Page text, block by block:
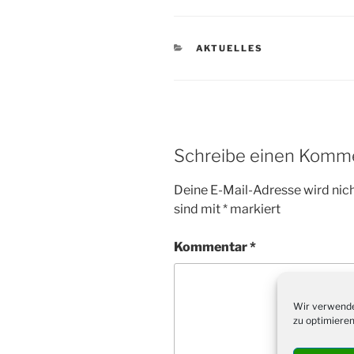
Wir
zu
KATEGORIEN
AKTUELLES
Schreibe einen
Deine E-Mail-Adresse wird
sind mit* markiert
Kommentar*